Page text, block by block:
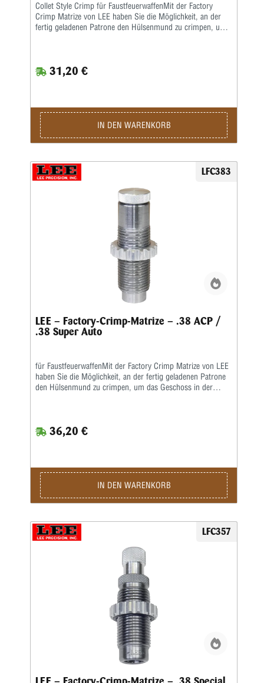
Collet Style Crimp für FaustfeuerwaffenMit der Factory
Crimp Matrize von LEE haben Sie die Möglichkeit, an der
fertig geladenen Patrone den Hülsenmund zu crimpen, um
Hülsenmundes in das Geschoss, bzw. in die Crimprille
gepresst. Der Pressdruck kann durch Verstellen des
gleichmäßigen Ausziehwiderstand zu sichern. Der Crimp
entspricht dem einer Fabrikpatrone.Bei zylindrischen
Faustfeuerwaffenhülsen wird der Hülsenmund entweder
über einen Tapercrimp für Pistolenpatronen oder einen
Einsatz sorgt für den festen Geschosssitz, ein zusätzlicher
Hartmetall-Kalibrierring glättet anschließend aufgeworfenes
Material.Der Geschosssitz ist deutlich fester, als bei anderen
Crimpmatrizen. Selbst bei stärksten Magnum-
Revolverladungen werden die Geschosse sicher in der Hülse
31,20 €
IN DEN WARENKORB
LFC383
LEE – Factory-Crimp-Matrize – .38 ACP /
.38 Super Auto
für FaustfeuerwaffenMit der Factory Crimp Matrize von LEE
haben Sie die Möglichkeit, an der fertig geladenen Patrone
den Hülsenmund zu crimpen, um das Geschoss in der
Geschoss, bzw. in die Crimprille gepresst.Der Pressdruck
kann durch Verstellen des Matrizenkörpers fein justiert
sichern.Der Crimp entspricht dem einer Fabrikpatrone.Bei
zylindrischen Faustfeuerwaffenhülsen wird der Hülsenmund
entweder über einen Tapercrimp für Pistolenpatronen oder
einen Rollcrimp bei Revolverpatronen gecrimpt.Ein
zusätzlicher Hartmetall-Kalibrierring glättet anschließend
aufgeworfenes Material.Der Geschosssitz ist deutlich fester,
als bei anderen Crimpmatrizen.Selbst bei stärksten
Magnum-Revolverladungen werden die Geschosse sicher in
36,20 €
IN DEN WARENKORB
LFC357